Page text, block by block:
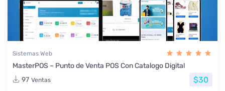
Sistemas Web
MasterPOS – Punto de Venta POS Con Catalogo Digital
97 Ventas $30